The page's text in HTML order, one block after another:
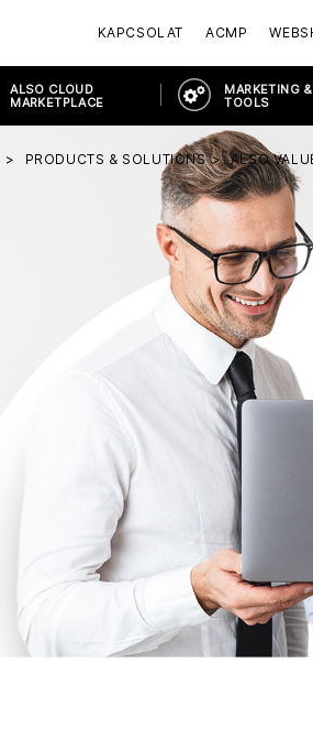
KAPCSOLAT ACMP
ALSO CLOUD
MARKETPLACE
MARKETING
TOOLS
PRODUCTS & SOLUTIONS
ALSO